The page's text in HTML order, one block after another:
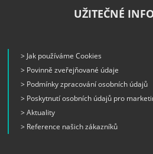
UŽITEČNÉ
> Jak používáme Cookies
> Povinně zveřejňované údaje
> Podmínky zpracování osobních údajů
> Poskytnutí osobních údajů pro
> Aktuality
> Reference našich zákazníků